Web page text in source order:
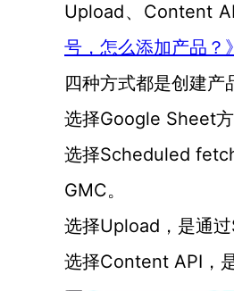
Upload、Content
号，怎么添加产品？》
四种方式都是创建产
选择Google Sheet方
选择Scheduled
GMC。
选择Upload，是通
选择Content API，